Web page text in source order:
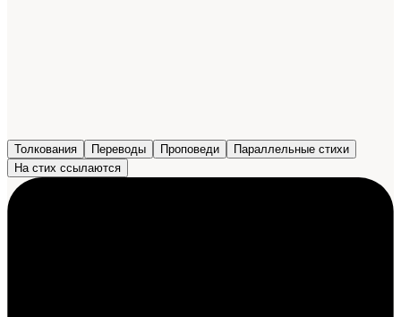
Толкования Переводы Проповеди
Параллельные стихи
На стих ссылаются